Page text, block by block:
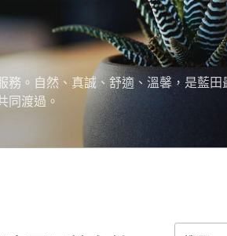
。自然、真誠、舒適、溫馨，是藍田
同渡過。